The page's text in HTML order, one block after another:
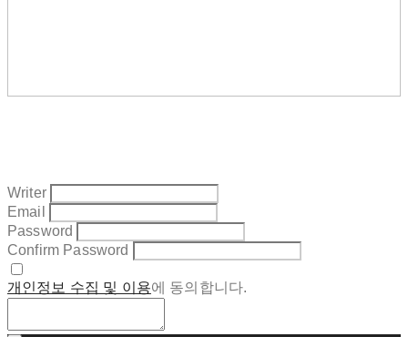
Writer
Email
Password
Confirm Password
개인정보 수집 및 이용에 동의합니다.